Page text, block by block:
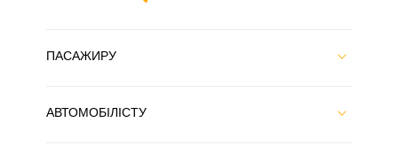
ПАСАЖИРУ
АВТОМОБІЛІСТУ